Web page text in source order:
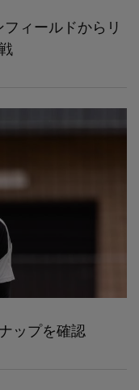
ィールドからリ
ップを確認